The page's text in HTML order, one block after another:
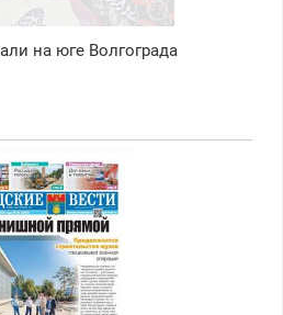
на юге Волгограда